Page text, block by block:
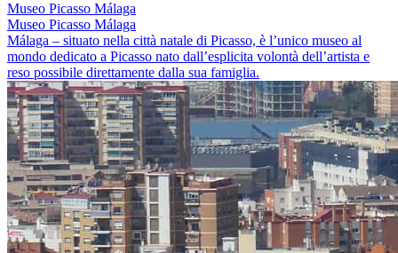
Museo Picasso Málaga
Museo Picasso Málaga
Málaga – situato nella città natale di Picasso, è l’unico museo al
mondo dedicato a Picasso nato dall’esplicita volontà dell’artista e
reso possibile direttamente dalla sua famiglia.